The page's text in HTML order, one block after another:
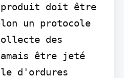
produit doit être
un protocole
des
être jeté
d'ordures